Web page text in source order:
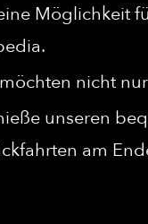
Möglichkeit
nicht
unseren
am